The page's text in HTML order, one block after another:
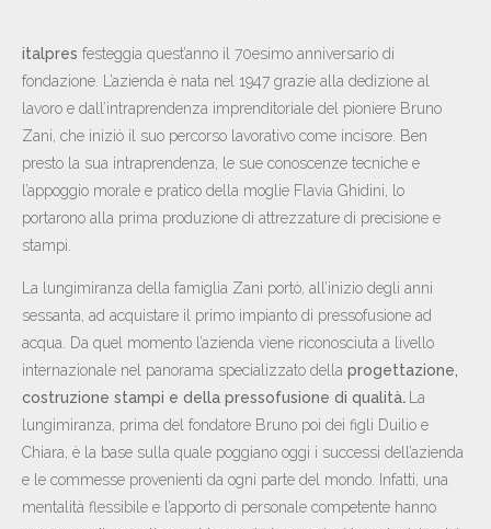
italpres festeggia quest’anno il 70esimo anniversario di
fondazione. L’azienda è nata nel 1947 grazie alla dedizione al
lavoro e dall’intraprendenza imprenditoriale del pioniere Bruno
Zani, che iniziò il suo percorso lavorativo come incisore. Ben
presto la sua intraprendenza, le sue conoscenze tecniche e
l’appoggio morale e pratico della moglie Flavia Ghidini, lo
portarono alla prima produzione di attrezzature di precisione e
stampi.
La lungimiranza della famiglia Zani portò, all’inizio degli anni
sessanta, ad acquistare il primo impianto di pressofusione ad
acqua. Da quel momento l’azienda viene riconosciuta a livello
internazionale nel panorama specializzato della progettazione,
costruzione stampi e della pressofusione di qualità.
La
lungimiranza, prima del fondatore Bruno poi dei figli Duilio e
Chiara, è la base sulla quale poggiano oggi i successi dell’azienda
e le commesse provenienti da ogni parte del mondo. Infatti, una
mentalità flessibile e l’apporto di personale competente hanno